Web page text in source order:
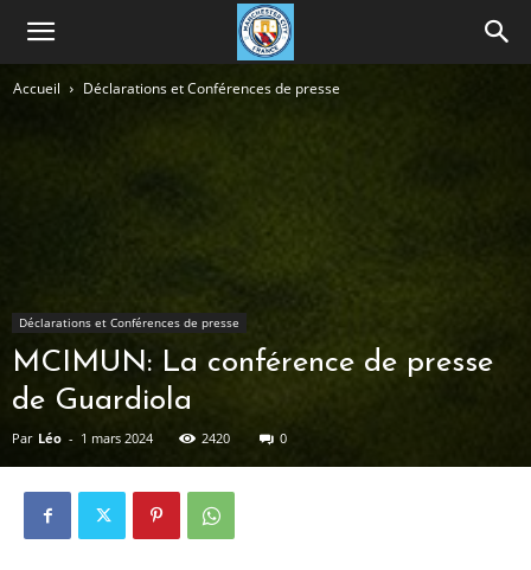
Accueil Déclarations et Conférences de presse
Déclarations et Conférences de presse
MCIMUN: La conférence de presse
de Guardiola
Par Léo - 1 mars 2024 2420 0